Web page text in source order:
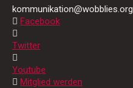
kommunikation@wobblies.org
Facebook
Twitter
Youtube
Mitglied werden